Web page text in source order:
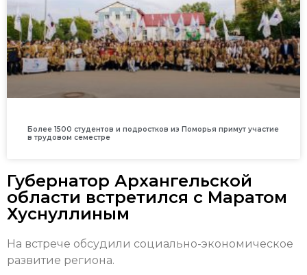
Более 1500 студентов и подростков из Поморья примут участие
в трудовом семестре
Губернатор Архангельской
области встретился с Маратом
Хуснуллиным
На встрече обсудили социально-экономическое
развитие региона.